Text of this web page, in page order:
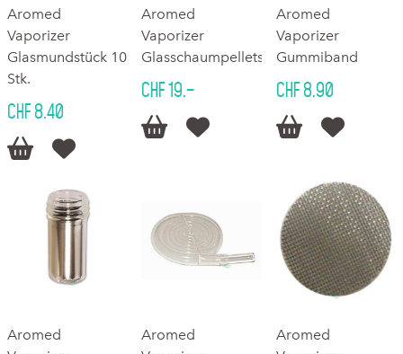
Aromed
Vaporizer
Glasmundstück 10
Stk.
CHF 8.40
 
Aromed
Vaporizer
Glasschaumpellets
CHF 19.–
 
Aromed
Vaporizer
Gummiband
CHF 8.90
 
Aromed
Aromed
Aromed